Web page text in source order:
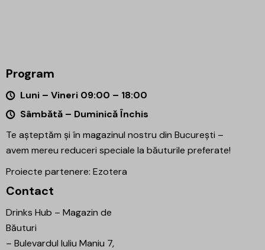
Program
Luni – Vineri 09:00 – 18:00
Sâmbătă – Duminică Închis
Te așteptăm și în magazinul nostru din București –
avem mereu reduceri speciale la băuturile preferate!
Proiecte partenere: Ezotera
Contact
Drinks Hub – Magazin de
Băuturi
– Bulevardul Iuliu Maniu 7,